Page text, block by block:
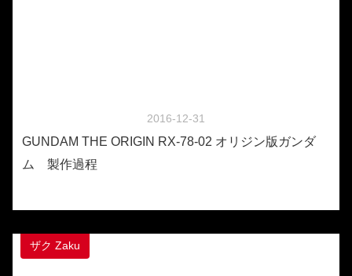
2016-12-31
GUNDAM THE ORIGIN RX-78-02 オリジン版ガンダ
ム 製作過程
ザク Zaku